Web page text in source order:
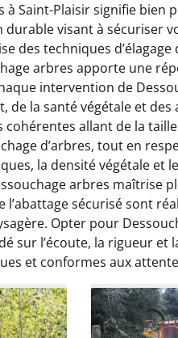
Saint-Plaisir signifie bien
visant à sécuriser
des techniques d’élagage
arbres apporte une
intervention de
de la santé végétale et
allant de la
d’arbres, tout en
la densité végétale et
arbres maîtrise
sécurisé sont
Opter pour
sur l’écoute, la rigueur et
et conformes aux
du
ont
12
travail est